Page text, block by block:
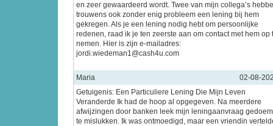
en zeer gewaardeerd wordt. Twee van mijn collega’s
trouwens ook zonder enig probleem een lening bij hem
gekregen. Als je een lening nodig hebt om persoonlijke
redenen, raad ik je ten zeerste aan om contact met hem op
nemen. Hier is zijn e-mailadres:
jordi.wiedeman1@cash4u.com
Maria
02-08-
Getuigenis: Een Particuliere Lening Die Mijn Leven
Veranderde Ik had de hoop al opgegeven. Na meerdere
afwijzingen door banken leek mijn leningaanvraag
te mislukken. Ik was ontmoedigd, maar een vriendin